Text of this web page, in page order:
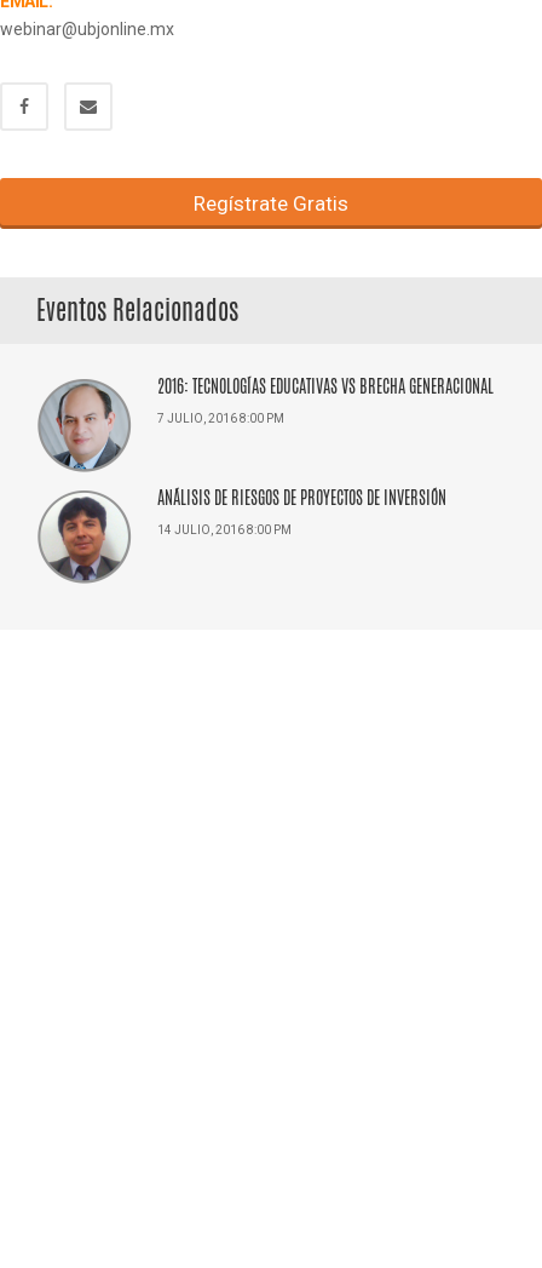
webinar@ubjonline.mx
Regístrate Gratis
Eventos Relacionados
2016: TECNOLOGÍAS EDUCATIVAS VS BRECHA GENERACIONAL
7 JULIO, 2016 8:00 PM
ANÁLISIS DE RIESGOS DE PROYECTOS DE INVERSIÓN
14 JULIO, 2016 8:00 PM